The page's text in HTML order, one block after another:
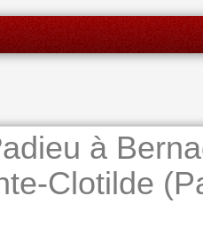
à
Clotilde